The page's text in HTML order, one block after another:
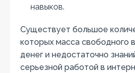
навыков.
Существует большое
которых масса свободного
денег и недостаточно
серьезной работой в